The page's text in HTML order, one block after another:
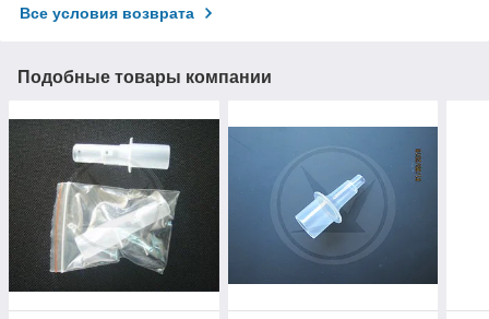
Все условия возврата
Подобные товары компании